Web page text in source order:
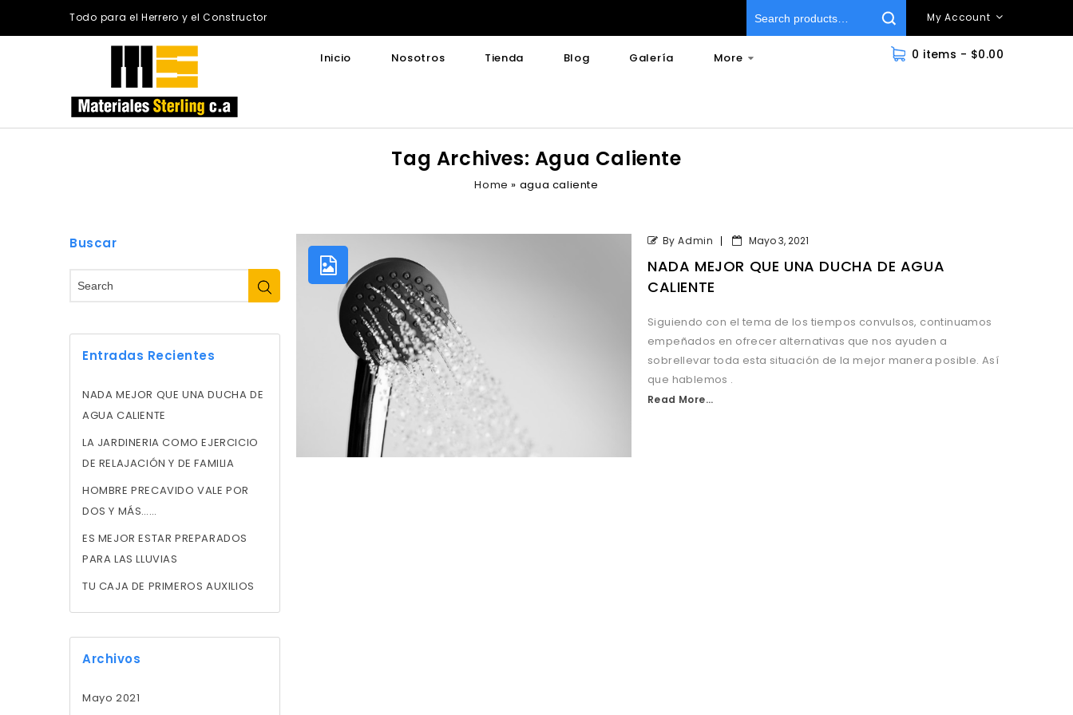
Todo para el Herrero y el Constructor My Account
Inicio Nosotros Tienda Blog Galería More 0 items - $0.00
Tag Archives: Agua Caliente
Home » agua caliente
By Admin Mayo 3, 2021
NADA MEJOR QUE UNA DUCHA DE AGUA
CALIENTE
Siguiendo con el tema de los tiempos convulsos, continuamos
empeñados en ofrecer alternativas que nos ayuden a
sobrellevar toda esta situación de la mejor manera posible. Así
que hablemos .
Read More...
Buscar
Entradas Recientes
NADA MEJOR QUE UNA DUCHA DE
AGUA CALIENTE
LA JARDINERIA COMO EJERCICIO
DE RELAJACIÓN Y DE FAMILIA
HOMBRE PRECAVIDO VALE POR
DOS Y MÁS……
ES MEJOR ESTAR PREPARADOS
PARA LAS LLUVIAS
TU CAJA DE PRIMEROS AUXILIOS
Archivos
Mayo 2021